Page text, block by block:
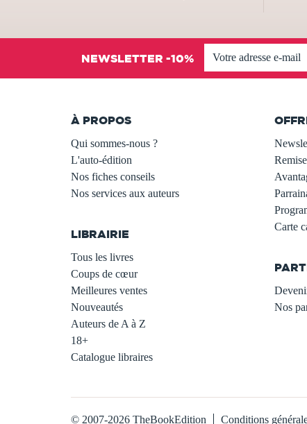
NEWSLETTER -10%
À PROPOS
Qui sommes-nous ?
L'auto-édition
Nos fiches conseils
Nos services aux auteurs
LIBRAIRIE
Tous les livres
Coups de cœur
Meilleures ventes
Nouveautés
Auteurs de A à Z
18+
Catalogue libraires
Carte
Nos
© 2007-2026 TheBookEdition Conditions